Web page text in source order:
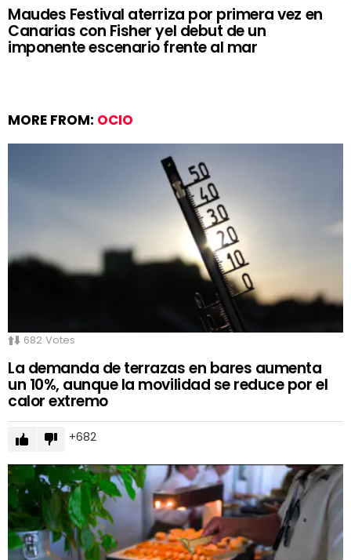
Maudes Festival aterriza por primera vez en
Canarias con Fisher yel debut de un
imponente escenario frente al mar
MORE FROM: OCIO
682 Votes
La demanda de terrazas en bares aumenta
un 10%, aunque la movilidad se reduce por el
calor extremo
682